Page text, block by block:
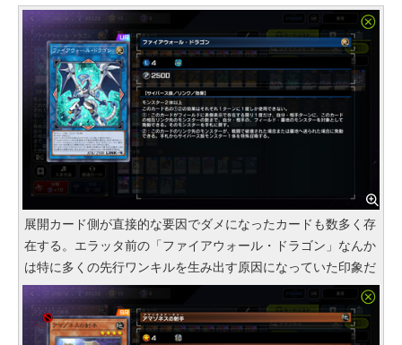
展開カード側が直接的な要因でダメになったカードも数多く存
在する。エラッタ前の「ファイアウォール・ドラゴン」なんか
は特に多くの先行ワンキルを生み出す原因になっていた印象だ